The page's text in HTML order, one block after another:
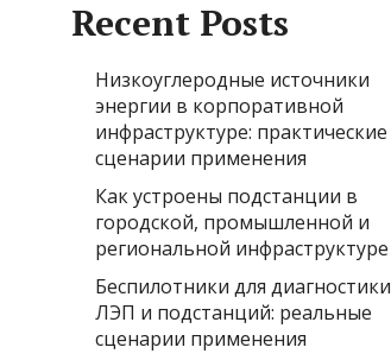
Recent Posts
Низкоуглеродные источники
энергии в корпоративной
инфраструктуре: практические
сценарии применения
Как устроены подстанции в
городской, промышленной и
региональной инфраструктуре
Беспилотники для диагностики
ЛЭП и подстанций: реальные
сценарии применения